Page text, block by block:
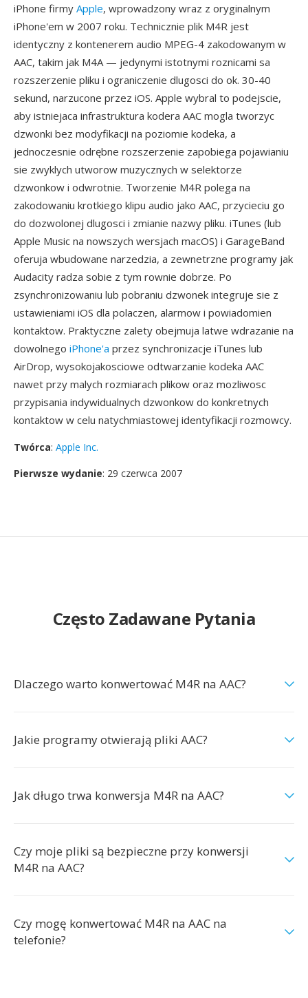
iPhone firmy Apple, wprowadzony wraz z oryginalnym
iPhone'em w 2007 roku. Technicznie plik M4R jest
identyczny z kontenerem audio MPEG-4 zakodowanym w
AAC, takim jak M4A — jedynymi istotnymi roznicami sa
rozszerzenie pliku i ograniczenie dlugosci do ok. 30-40
sekund, narzucone przez iOS. Apple wybral to podejscie,
aby istniejaca infrastruktura kodera AAC mogla tworzyc
dzwonki bez modyfikacji na poziomie kodeka, a
jednoczesnie odrębne rozszerzenie zapobiega pojawianiu
sie zwyklych utworow muzycznych w selektorze
dzwonkow i odwrotnie. Tworzenie M4R polega na
zakodowaniu krotkiego klipu audio jako AAC, przycieciu go
do dozwolonej dlugosci i zmianie nazwy pliku. iTunes (lub
Apple Music na nowszych wersjach macOS) i GarageBand
oferuja wbudowane narzedzia, a zewnetrzne programy jak
Audacity radza sobie z tym rownie dobrze. Po
zsynchronizowaniu lub pobraniu dzwonek integruje sie z
ustawieniami iOS dla polaczen, alarmow i powiadomien
kontaktow. Praktyczne zalety obejmuja latwe wdrazanie na
dowolnego iPhone'a przez synchronizacje iTunes lub
AirDrop, wysokojakosciowe odtwarzanie kodeka AAC
nawet przy malych rozmiarach plikow oraz mozliwosc
przypisania indywidualnych dzwonkow do konkretnych
kontaktow w celu natychmiastowej identyfikacji rozmowcy.
Twórca: Apple Inc.
Pierwsze wydanie: 29 czerwca 2007
Często Zadawane Pytania
Dlaczego warto konwertować M4R na AAC?
Jakie programy otwierają pliki AAC?
Jak długo trwa konwersja M4R na AAC?
Czy moje pliki są bezpieczne przy konwersji
M4R na AAC?
Czy mogę konwertować M4R na AAC na
telefonie?